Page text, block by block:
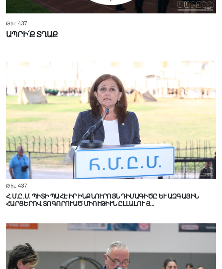
Թիւ: 437
ԱՊՐԻ՛Ք ՏՂԱՔ
Թիւ: 437
Հ.Մ.Ը.Մ. ՊԻՏԻ ՊԱՀԷ ԻՐ ԻՆՔՆՈՒՐՈՅՆ ԴԻՄԱԳԻԾԸ ԵՒ ԱԶԳԱՅԻՆ
ՀԱՐՑԵՐՈՎ ՏՈԳՈՐՈՒԱԾ ՄԻՈՒԹԻՒՆ ԸԼԼԱԼՈՒ Յ…